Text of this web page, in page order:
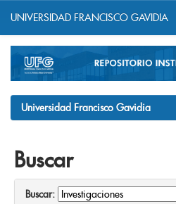
navigation
UNIVERSIDAD FRANCISCO GAVIDIA
Universidad Francisco Gavidia
Buscar
Buscar: